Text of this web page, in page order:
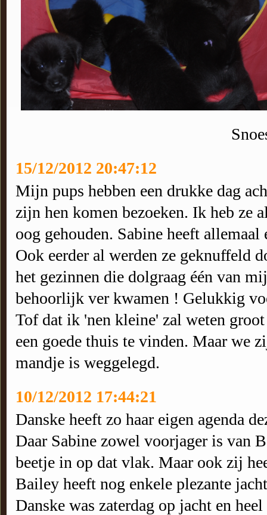
15/12/2012 20:47:12
Mijn pups hebben een drukke dag
zijn hen komen bezoeken. Ik heb ze
oog gehouden. Sabine heeft
Ook eerder al werden ze geknuffeld
het gezinnen die dolgraag één van
behoorlijk ver kwamen ! Gelukkig
Tof dat ik 'nen kleine' zal weten
een goede thuis te vinden. Maar we
mandje is weggelegd.
10/12/2012 17:44:21
Danske heeft zo haar eigen agenda
Daar Sabine zowel voorjager is van
beetje in op dat vlak. Maar ook zij
Bailey heeft nog enkele plezante
Danske was zaterdag op jacht en